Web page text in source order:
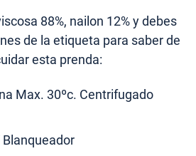
88%, nailon 12% y debes
de la etiqueta para saber de
esta prenda:
Max. 30ºc. Centrifugado